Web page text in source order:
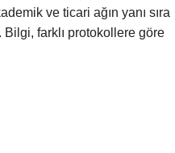
ve ticari ağın yanı sıra
Bilgi, farklı protokollere göre